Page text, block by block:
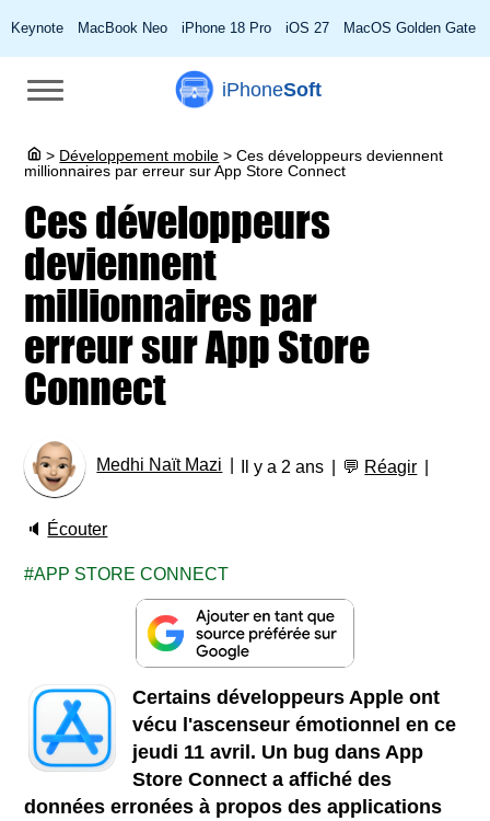
Keynote MacBook Neo iPhone 18 Pro iOS 27 MacOS Golden Gate
iPhoneSoft
> Développement mobile > Ces développeurs deviennent
millionnaires par erreur sur App Store Connect
Ces développeurs
deviennent
millionnaires par
erreur sur App Store
Connect
Medhi Naït Mazi Il y a 2 ans 💬 Réagir
🔈 Écouter
APP STORE CONNECT
Certains développeurs Apple ont
vécu l'ascenseur émotionnel en ce
jeudi 11 avril. Un bug dans App
Store Connect a affiché des
données erronées à propos des applications